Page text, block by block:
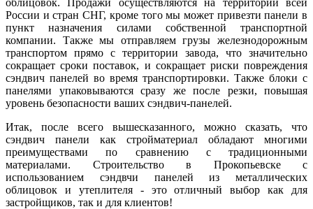
России и стран СНГ, кроме того мы может привезти панели в
пункт назначения силами собственной транспортной
компании. Также мы отправляем грузы железнодорожным
транспортом прямо с территории завода, что значительно
сокращает сроки поставок, и сокращает риски повреждения
сэндвич панелей во время транспортировки. Также блоки с
панелями упаковываются сразу же после резки, повышая
уровень безопасности ваших сэндвич-панелей.
Итак, после всего вышесказанного, можно сказать, что
сэндвич панели как стройматериал обладают многими
преимуществами по сравнению с традиционными
материалами. Строительство в Прокопьевске с
использованием сэндвчи панелей из металлических
облицовок и утеплителя - это отличный выбор как для
застройщиков, так и для клиентов!